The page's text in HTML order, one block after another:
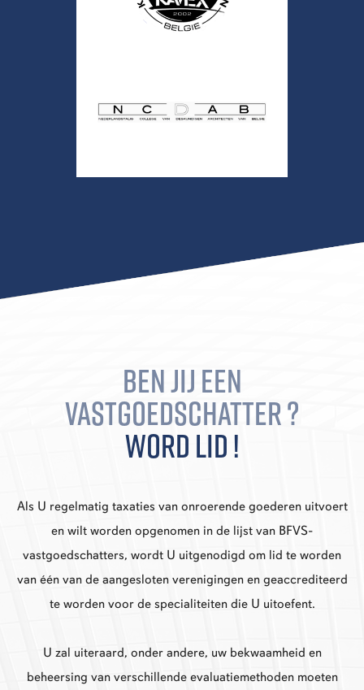
BEN JIJ EEN
VASTGOEDSCHATTER ?
WORD LID !
Als U regelmatig taxaties van onroerende goederen uitvoert
en wilt worden opgenomen in de lijst van BFVS-
vastgoedschatters, wordt U uitgenodigd om lid te worden
van één van de aangesloten verenigingen en geaccrediteerd
te worden voor de specialiteiten die U uitoefent.
U zal uiteraard, onder andere, uw bekwaamheid en
beheersing van verschillende evaluatiemethoden moeten